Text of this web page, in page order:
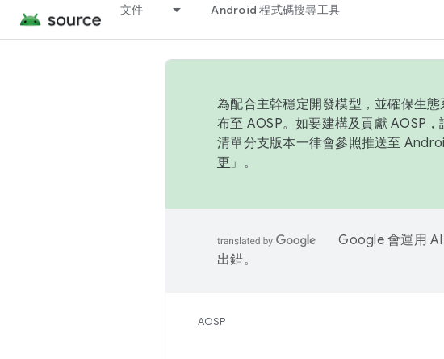
文件 Android 程式碼搜尋工具
為配合主幹穩定開發模型，並確保生
布至 AOSP。如要建構及貢獻 AOSP，
清單分支版本一律會參照推送至
更 」。
Google 會運用
出錯。
AOSP